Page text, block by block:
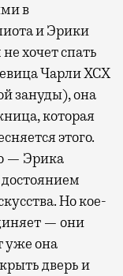
в
и Эрики
хочет спать
Чарли XCX
зануды), она
которая
этого.
— Эрика
Но кое-
— они
уже она
дверь и